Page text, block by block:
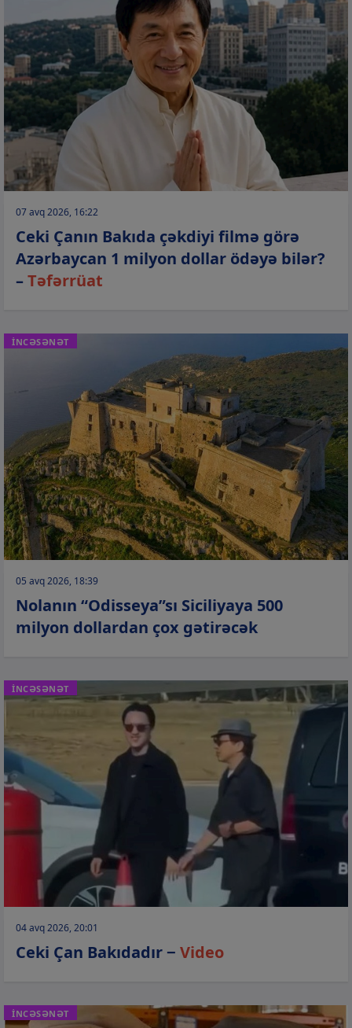
07 avq 2026, 16:22
Ceki Çanın Bakıda çəkdiyi filmə görə
Azərbaycan 1 milyon dollar ödəyə bilər?
–Təfərrüat
İNCƏSƏNƏT
05 avq 2026, 18:39
Nolanın “Odisseya”sı Siciliyaya 500
milyon dollardan çox gətirəcək
İNCƏSƏNƏT
04 avq 2026, 20:01
Ceki Çan Bakıdadır − Video
İNCƏSƏNƏT